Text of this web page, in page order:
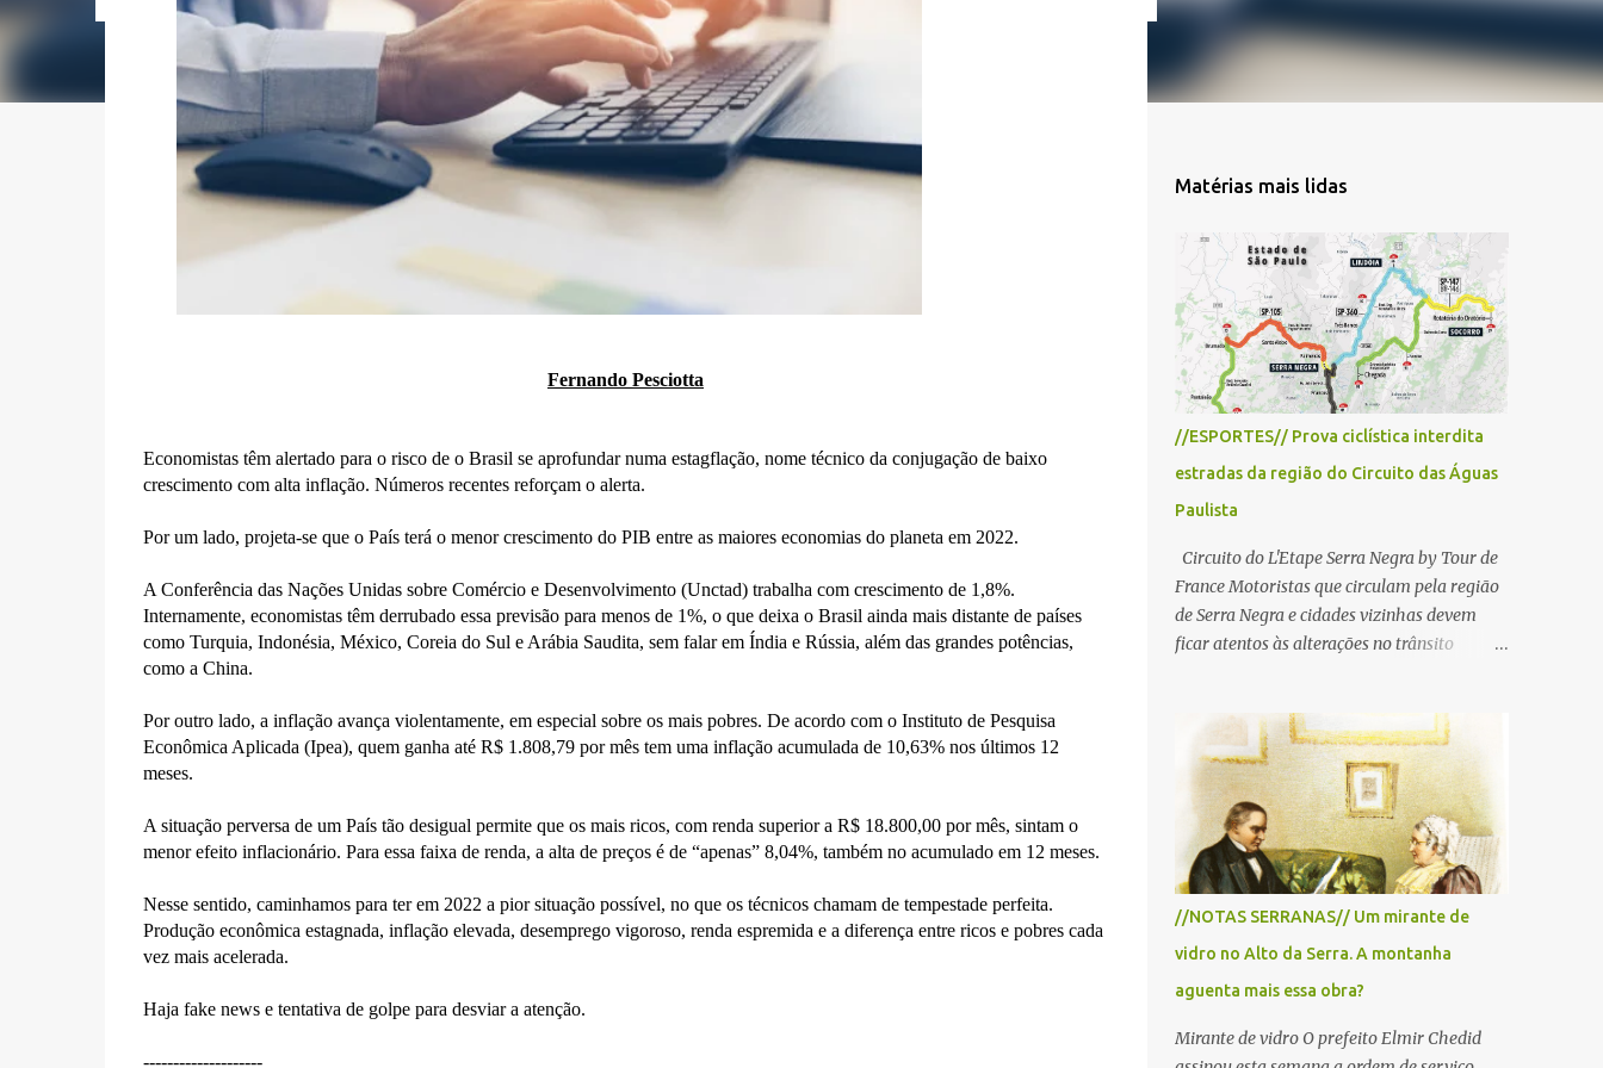
Fernando Pesciotta
Economistas têm alertado para o risco de o Brasil se aprofundar numa estagflação, nome técnico da conjugação de baixo
crescimento com alta inflação. Números recentes reforçam o alerta.
Por um lado, projeta-se que o País terá o menor crescimento do PIB entre as maiores economias do planeta em 2022.
A Conferência das Nações Unidas sobre Comércio e Desenvolvimento (Unctad) trabalha com crescimento de 1,8%.
Internamente, economistas têm derrubado essa previsão para menos de 1%, o que deixa o Brasil ainda mais distante de países
como Turquia, Indonésia, México, Coreia do Sul e Arábia Saudita, sem falar em Índia e Rússia, além das grandes potências,
como a China.
Por outro lado, a inflação avança violentamente, em especial sobre os mais pobres. De acordo com o Instituto de Pesquisa
Econômica Aplicada (Ipea), quem ganha até R$ 1.808,79 por mês tem uma inflação acumulada de 10,63% nos últimos 12
meses.
A situação perversa de um País tão desigual permite que os mais ricos, com renda superior a R$ 18.800,00 por mês, sintam o
menor efeito inflacionário. Para essa faixa de renda, a alta de preços é de “apenas” 8,04%, também no acumulado em 12 meses.
Nesse sentido, caminhamos para ter em 2022 a pior situação possível, no que os técnicos chamam de tempestade perfeita.
Produção econômica estagnada, inflação elevada, desemprego vigoroso, renda espremida e a diferença entre ricos e pobres cada
vez mais acelerada.
Haja fake news e tentativa de golpe para desviar a atenção.
--------------------
Matérias mais lidas
//ESPORTES// Prova ciclística interdita
estradas da região do Circuito das Águas
Paulista
Circuito do L'Etape Serra Negra by Tour de
France Motoristas que circulam pela região
de Serra Negra e cidades vizinhas devem
ficar atentos às alterações no trânsito
realização do L'Étape Serra Negra by Tour
de France presented by Nubank.
Considerado o principal circuito de ciclismo
amador da América Latina, o evento reunirá
atletas de diferentes regiões do país e terá
percursos passando pelos municípios de
Serra Negra, Amparo, Monte Alegre do Sul,
Lindoia e Socorro. Para garantir a segurança
dos participantes e do público, diversos
trechos de rodovias e estradas da região
longo da prova. A largada será na Rua
//NOTAS SERRANAS// Um mirante de
vidro no Alto da Serra. A montanha
aguenta mais essa obra?
Mirante de vidro O prefeito Elmir Chedid